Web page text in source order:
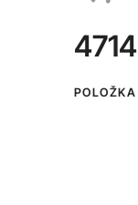
4714
POLOŽKA